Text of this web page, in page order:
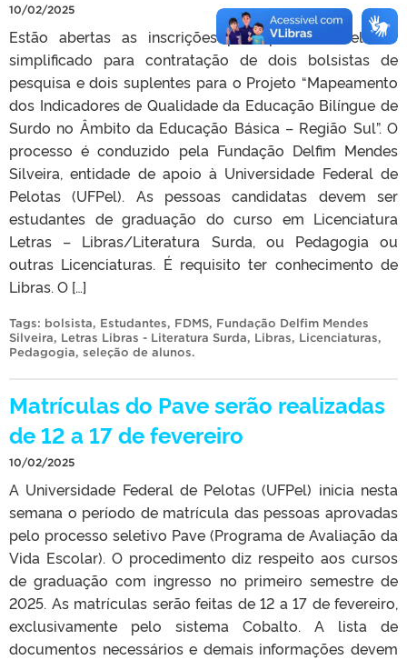
10/02/2025
Estão abertas as inscrições para processo seletivo
simplificado para contratação de dois bolsistas de
pesquisa e dois suplentes para o Projeto “Mapeamento
dos Indicadores de Qualidade da Educação Bilíngue de
Surdo no Âmbito da Educação Básica – Região Sul”. O
processo é conduzido pela Fundação Delfim Mendes
Silveira, entidade de apoio à Universidade Federal de
Pelotas (UFPel). As pessoas candidatas devem ser
estudantes de graduação do curso em Licenciatura
Letras – Libras/Literatura Surda, ou Pedagogia ou
outras Licenciaturas. É requisito ter conhecimento de
Libras. O […]
Tags: bolsista, Estudantes, FDMS, Fundação Delfim Mendes
Silveira, Letras Libras - Literatura Surda, Libras, Licenciaturas,
Pedagogia, seleção de alunos.
Matrículas do Pave serão realizadas
de 12 a 17 de fevereiro
10/02/2025
A Universidade Federal de Pelotas (UFPel) inicia nesta
semana o período de matrícula das pessoas aprovadas
pelo processo seletivo Pave (Programa de Avaliação da
Vida Escolar). O procedimento diz respeito aos cursos
de graduação com ingresso no primeiro semestre de
2025. As matrículas serão feitas de 12 a 17 de fevereiro,
exclusivamente pelo sistema Cobalto. A lista de
documentos necessários e demais informações devem